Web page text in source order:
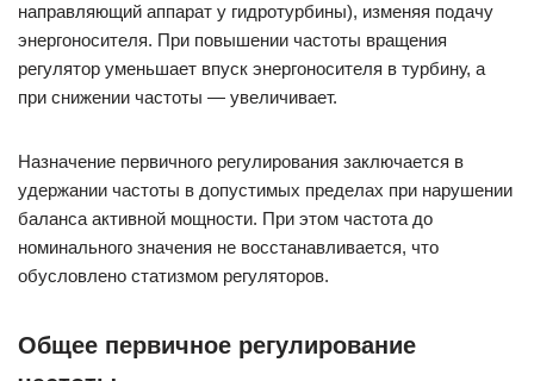
направляющий аппарат у гидротурбины), изменяя подачу
энергоносителя. При повышении частоты вращения
регулятор уменьшает впуск энергоносителя в турбину, а
при снижении частоты — увеличивает.
Назначение первичного регулирования заключается в
удержании частоты в допустимых пределах при нарушении
баланса активной мощности. При этом частота до
номинального значения не восстанавливается, что
обусловлено статизмом регуляторов.
Общее первичное регулирование